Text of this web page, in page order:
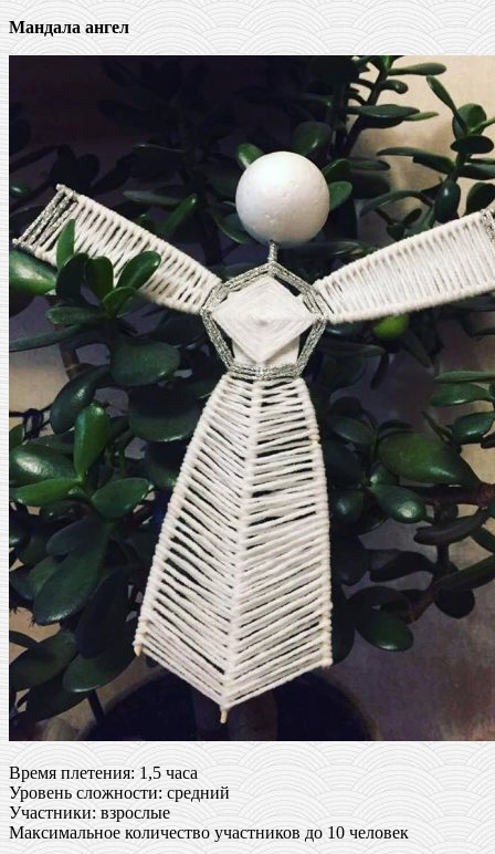
Мандала ангел
Время плетения: 1,5 часа
Уровень сложности: средний
Участники: взрослые
Максимальное количество участников до 10 человек